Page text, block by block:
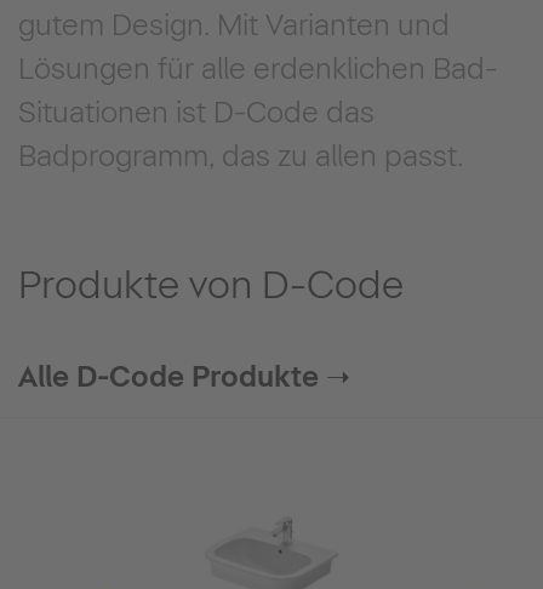
gutem Design. Mit Varianten und
Lösungen für alle erdenklichen Bad-
Situationen ist D-Code das
Badprogramm, das zu allen passt.
Produkte von D-Code
Alle D-Code Produkte ➝